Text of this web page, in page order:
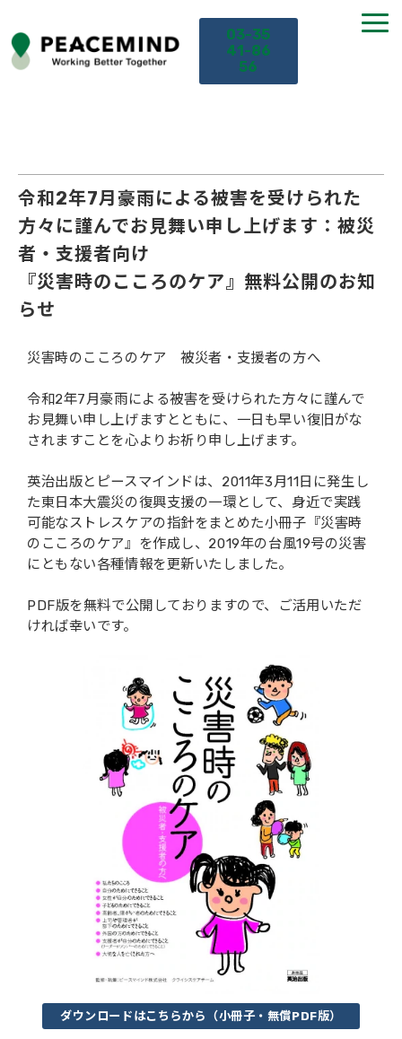
03-35
41-86
56
サービス
課題から探す
セミナー
会社概要
令和2年7月豪雨による被害を受けられた
方々に謹んでお見舞い申し上げます：被災
者・支援者向け
『災害時のこころのケア』無料公開のお知
らせ
災害時のこころのケア 被災者・支援者の方へ
令和2年7月豪雨による被害を受けられた方々に謹んで
お見舞い申し上げますとともに、一日も早い復旧がな
されますことを心よりお祈り申し上げます。
英治出版とピースマインドは、2011年3月11日に発生し
た東日本大震災の復興支援の一環として、身近で実践
可能なストレスケアの指針をまとめた小冊子『災害時
のこころのケア』を作成し、2019年の台風19号の災害
にともない各種情報を更新いたしました。
PDF版を無料で公開しておりますので、ご活用いただ
ければ幸いです。
ダウンロードはこちらから（小冊子・無償PDF版）